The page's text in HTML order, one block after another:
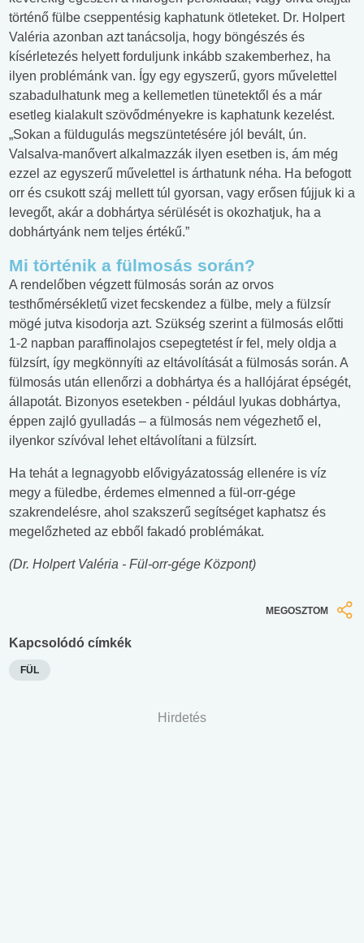
történő fülbe cseppentésig kaphatunk ötleteket. Dr. Holpert
Valéria azonban azt tanácsolja, hogy böngészés és
kísérletezés helyett forduljunk inkább szakemberhez, ha
ilyen problémánk van. Így egy egyszerű, gyors művelettel
szabadulhatunk meg a kellemetlen tünetektől és a már
esetleg kialakult szövődményekre is kaphatunk kezelést.
„Sokan a füldugulás megszüntetésére jól bevált, ún.
Valsalva-manővert alkalmazzák ilyen esetben is, ám még
ezzel az egyszerű művelettel is árthatunk néha. Ha befogott
orr és csukott száj mellett túl gyorsan, vagy erősen fújjuk ki a
levegőt, akár a dobhártya sérülését is okozhatjuk, ha a
dobhártyánk nem teljes értékű.”
Mi történik a fülmosás során?
A rendelőben végzett fülmosás során az orvos
testhőmérsékletű vizet fecskendez a fülbe, mely a fülzsír
mögé jutva kisodorja azt. Szükség szerint a fülmosás előtti
1-2 napban paraffinolajos csepegtetést ír fel, mely oldja a
fülzsírt, így megkönnyíti az eltávolítását a fülmosás során. A
fülmosás után ellenőrzi a dobhártya és a hallójárat épségét,
állapotát. Bizonyos esetekben - például lyukas dobhártya,
éppen zajló gyulladás – a fülmosás nem végezhető el,
ilyenkor szívóval lehet eltávolítani a fülzsírt.
Ha tehát a legnagyobb elővigyázatosság ellenére is víz
megy a füledbe, érdemes elmenned a fül-orr-gége
szakrendelésre, ahol szakszerű segítséget kaphatsz és
megelőzheted az ebből fakadó problémákat.
(Dr. Holpert Valéria - Fül-orr-gége Központ)
MEGOSZTOM
Kapcsolódó címkék
FÜL
Hirdetés